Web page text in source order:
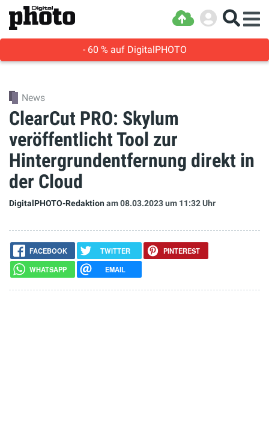
- 60 % auf DigitalPHOTO
News
ClearCut PRO: Skylum
veröffentlicht Tool zur
Hintergrundentfernung direkt in
der Cloud
DigitalPHOTO-Redaktionam 08.03.2023um 11:32 Uhr
FACEBOOK TWITTER
PINTEREST
WHATSAPP
EMAIL